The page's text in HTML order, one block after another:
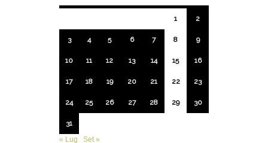
1 2
3 4 5 6 7 8 9
10 11 12 13 14 15 16
17 18 19 20 21 22 23
24 25 26 27 28 29 30
31
« Lug
Set »